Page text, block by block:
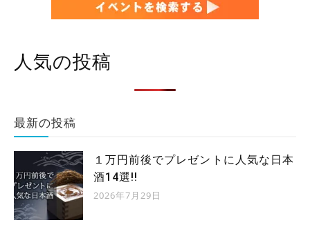
人気の投稿
最新の投稿
１万円前後でプレゼントに人気な日本
酒14選!!
2026年7月29日